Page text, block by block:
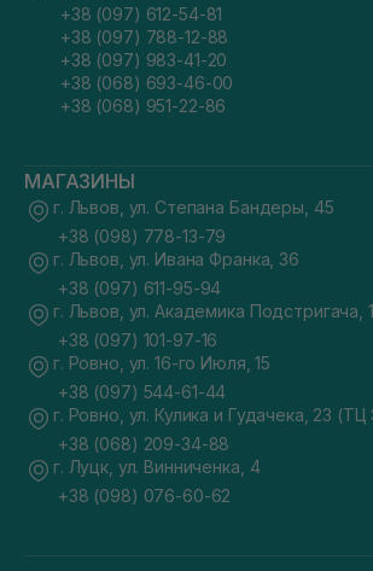
+38 (097) 612-54-81
+38 (097) 788-12-88
+38 (097) 983-41-20
+38 (068) 693-46-00
+38 (068) 951-22-86
МАГАЗИНЫ
г. Львов, ул. Степана Бандеры, 45
+38 (098) 778-13-79
г. Львов, ул. Ивана Франка, 36
+38 (097) 611-95-94
г. Львов, ул. Академика Подстригача,
+38 (097) 101-97-16
г. Ровно, ул. 16-го Июля, 15
+38 (097) 544-61-44
г. Ровно, ул. Кулика и Гудачека, 23
+38 (068) 209-34-88
г. Луцк, ул. Винниченка, 4
+38 (098) 076-60-62